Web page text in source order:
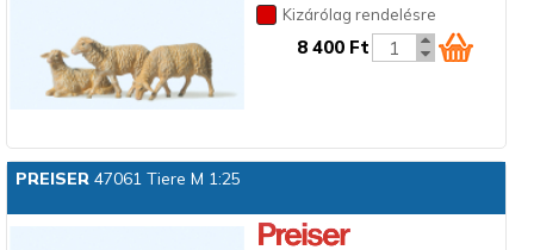
Kizárólag rendelésre
8 400 Ft
PREISER47061 Tiere M 1:25